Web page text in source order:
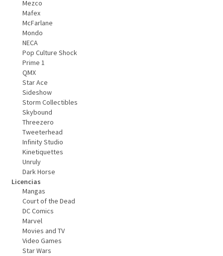
Mezco
Mafex
McFarlane
Mondo
NECA
Pop Culture Shock
Prime 1
QMX
Star Ace
Sideshow
Storm Collectibles
Skybound
Threezero
Tweeterhead
Infinity Studio
Kinetiquettes
Unruly
Dark Horse
Licencias
Mangas
Court of the Dead
DC Comics
Marvel
Movies and TV
Video Games
Star Wars